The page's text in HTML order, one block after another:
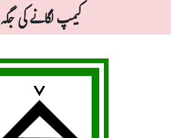
کیمپ لگانے کی جگہ